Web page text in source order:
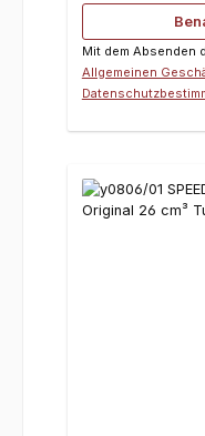
Mit dem Absenden
Allgemeinen